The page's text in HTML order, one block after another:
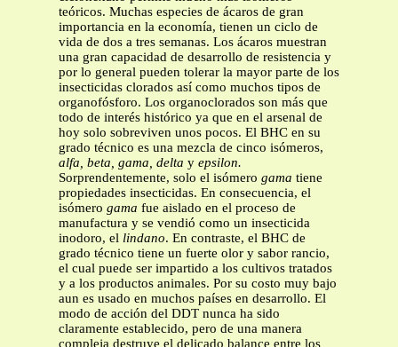
teóricos. Muchas especies de ácaros de gran
importancia en la economía, tienen un ciclo de
vida de dos a tres semanas. Los ácaros muestran
una gran capacidad de desarrollo de resistencia y
por lo general pueden tolerar la mayor parte de los
insecticidas clorados así como muchos tipos de
organofósforo. Los organoclorados son más que
todo de interés histórico ya que en el arsenal de
hoy solo sobreviven unos pocos. El BHC en su
grado técnico es una mezcla de cinco isómeros,
alfa, beta, gama, delta y epsilon.
Sorprendentemente, solo el isómero gama tiene
propiedades insecticidas. En consecuencia, el
isómero gama fue aislado en el proceso de
manufactura y se vendió como un insecticida
inodoro, el lindano. En contraste, el BHC de
grado técnico tiene un fuerte olor y sabor rancio,
el cual puede ser impartido a los cultivos tratados
y a los productos animales. Por su costo muy bajo
aun es usado en muchos países en desarrollo. El
modo de acción del DDT nunca ha sido
claramente establecido, pero de una manera
compleja destruye el delicado balance entre los